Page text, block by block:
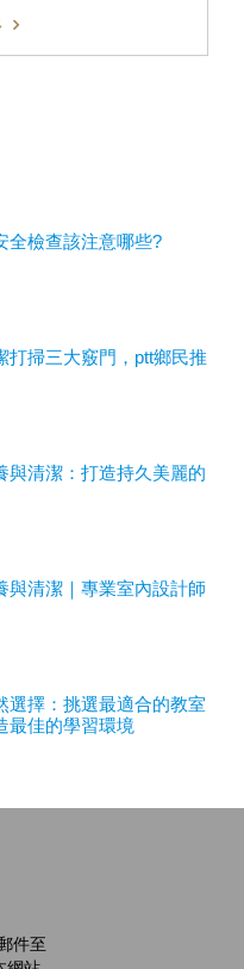
全檢查該注意哪些?
打掃三大竅門，ptt鄉民推
與清潔：打造持久美麗的
與清潔｜專業室內設計師
選擇：挑選最適合的教室
最佳的學習環境
件至